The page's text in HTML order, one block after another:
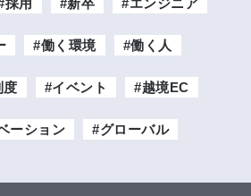
採用 #新卒 #エンジニア
#働く環境 #働く人
度 #イベント #越境EC
ーション #グローバル